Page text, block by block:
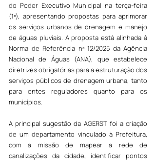
do Poder Executivo Municipal na terça-feira
(1º), apresentando propostas para aprimorar
os serviços urbanos de drenagem e manejo
de águas pluviais. A proposta está alinhada à
Norma de Referência nº 12/2025 da Agência
Nacional de Águas (ANA), que estabelece
diretrizes obrigatórias para a estruturação dos
serviços públicos de drenagem urbana, tanto
para entes reguladores quanto para os
municípios.
A principal sugestão da AGERST foi a criação
de um departamento vinculado à Prefeitura,
com a missão de mapear a rede de
canalizações da cidade, identificar pontos